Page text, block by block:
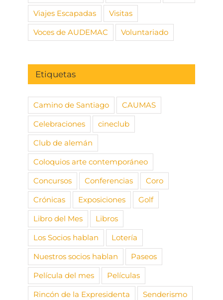
Viajes Escapadas
Visitas
Voces de AUDEMAC
Voluntariado
Etiquetas
Camino de Santiago
CAUMAS
Celebraciones
cineclub
Club de alemán
Coloquios arte contemporáneo
Concursos
Conferencias
Coro
Crónicas
Exposiciones
Golf
Libro del Mes
Libros
Los Socios hablan
Lotería
Nuestros socios hablan
Paseos
Película del mes
Películas
Rincón de la Expresidenta
Senderismo